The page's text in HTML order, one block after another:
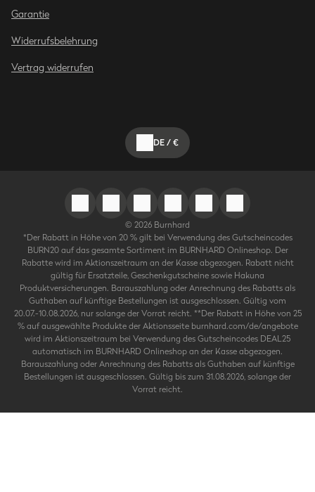
Garantie
Widerrufsbelehrung
Vertrag widerrufen
DE/€
© 2026 Burnhard
*Der Rabatt in Höhe von 20 % gilt bei Verwendung des Gutscheincodes
BURN20 auf das gesamte Sortiment im BURNHARD Onlineshop. Der
Rabatte wird im Aktionszeitraum an der Kasse abgezogen. Rabatt nicht
gültig für Ersatzteile, Geschenkgutscheine sowie Hakuna
Produktversicherungen. Barauszahlung oder Anrechnung des Rabatts als
Guthaben auf künftige Bestellungen ist ausgeschlossen. Gültig vom
20.07.-10.08.2026, nur solange der Vorrat reicht. **Der Rabatt in Höhe von 25
% auf ausgewählte Produkte der Aktionsseite burnhard.com/de/angebote
wird im Aktionszeitraum bei Verwendung des Gutscheincodes DEAL25
automatisch im BURNHARD Onlineshop an der Kasse abgezogen.
Barauszahlung oder Anrechnung des Rabatts als Guthaben auf künftige
Bestellungen ist ausgeschlossen. Gültig bis zum 31.08.2026, solange der
Vorrat reicht.